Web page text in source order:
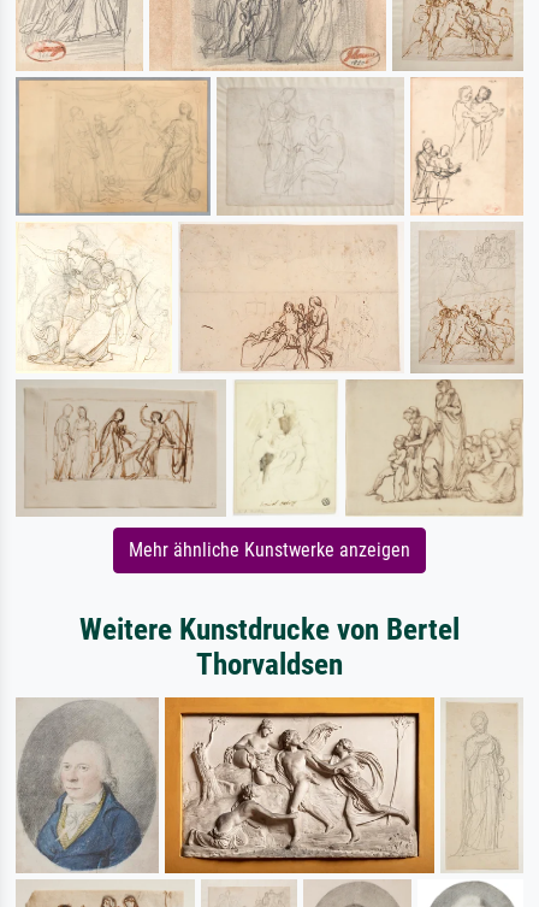
Mehr ähnliche Kunstwerke anzeigen
Weitere Kunstdrucke von Bertel
Thorvaldsen